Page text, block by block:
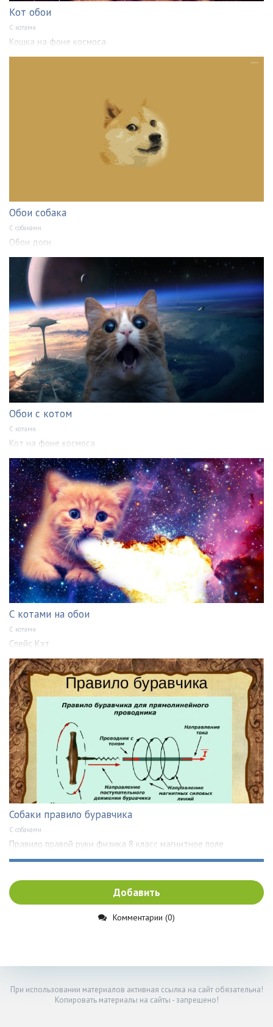
Кот обои
С котами
Кошка на фоне космоса
Обои собака
С собаками
Обои доги
Обои с котом
С котами
Кот на фоне космоса
С котами на обои
С котами
Спейс Кэт
Собаки правило буравчика
С собаками
Правило правой руки физика 8 класс магнитное поле
Добавить
Комментарии (0)
При использовании материалов активная ссылка на сайт обязательна!
Копировать материалы на сайты - запрещено!